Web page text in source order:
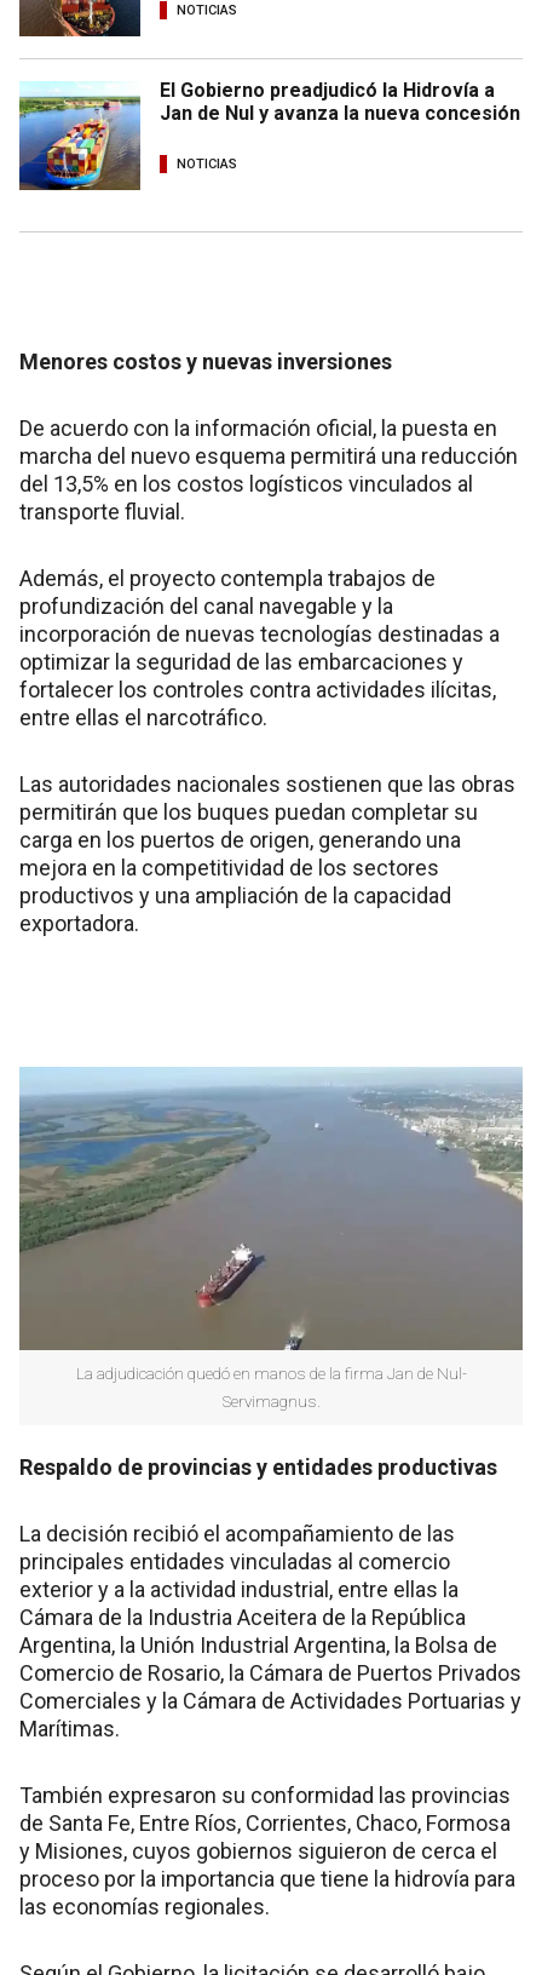
NOTICIAS
El Gobierno preadjudicó la Hidrovía a
Jan de Nul y avanza la nueva concesión
NOTICIAS
Menores costos y nuevas inversiones
De acuerdo con la información oficial, la puesta en
marcha del nuevo esquema permitirá una reducción
del 13,5% en los costos logísticos vinculados al
transporte fluvial.
Además, el proyecto contempla trabajos de
profundización del canal navegable y la
incorporación de nuevas tecnologías destinadas a
optimizar la seguridad de las embarcaciones y
fortalecer los controles contra actividades ilícitas,
entre ellas el narcotráfico.
Las autoridades nacionales sostienen que las obras
permitirán que los buques puedan completar su
carga en los puertos de origen, generando una
mejora en la competitividad de los sectores
productivos y una ampliación de la capacidad
exportadora.
La adjudicación quedó en manos de la firma Jan de Nul-
Servimagnus.
Respaldo de provincias y entidades productivas
La decisión recibió el acompañamiento de las
principales entidades vinculadas al comercio
exterior y a la actividad industrial, entre ellas la
Cámara de la Industria Aceitera de la República
Argentina, la Unión Industrial Argentina, la Bolsa de
Comercio de Rosario, la Cámara de Puertos Privados
Comerciales y la Cámara de Actividades Portuarias y
Marítimas.
También expresaron su conformidad las provincias
de Santa Fe, Entre Ríos, Corrientes, Chaco, Formosa
y Misiones, cuyos gobiernos siguieron de cerca el
proceso por la importancia que tiene la hidrovía para
las economías regionales.